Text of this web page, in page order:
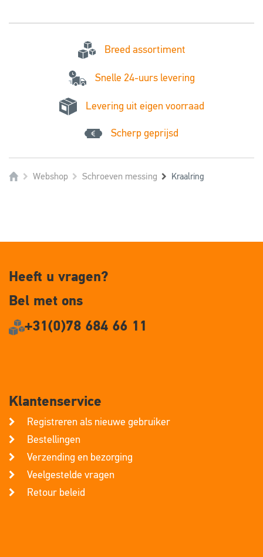
Breed assortiment
Snelle 24-uurs levering
Levering uit eigen voorraad
Scherp geprijsd
Webshop Schroeven messing Kraalring
Heeft u vragen?
Bel met ons
+31(0)78 684 66 11
Klantenservice
Registreren als nieuwe gebruiker
Bestellingen
Verzending en bezorging
Veelgestelde vragen
Retour beleid